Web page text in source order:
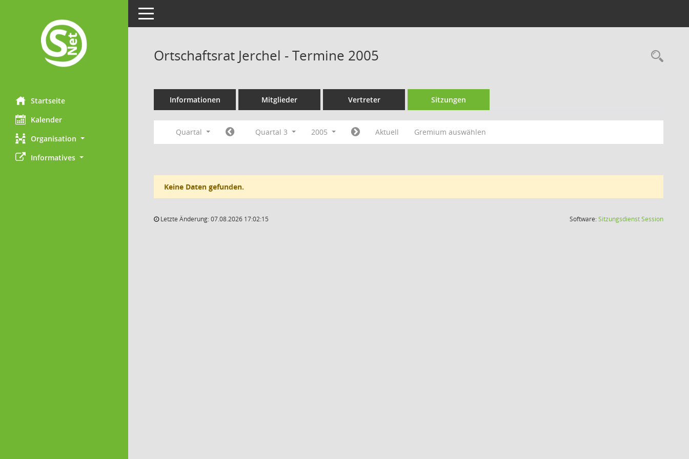
Startseite
Kalender
Organisation
Informatives
Toggle navigation
Ortschaftsrat Jerchel - Termine 2005
Informationen Mitglieder Vertreter Sitzungen
Quartal Quartal 3 2005 Aktuell Gremium auswählen
Keine Daten gefunden.
Letzte Änderung: 07.08.2026 17:02:15 Software:SitzungsdienstSession(Wird in